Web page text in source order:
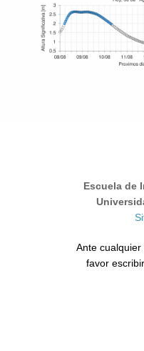
Escuela de
Ante cualquier
favor